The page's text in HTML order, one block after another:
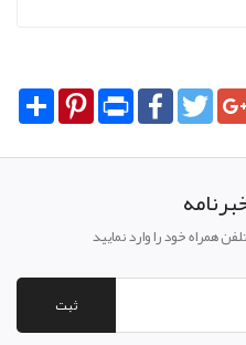
Share PinterestPrint Facebook
همراه خود را وارد نمایید
ثبت